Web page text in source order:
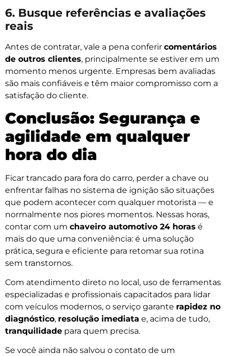
6. Busque referências e avaliações
reais
Antes de contratar, vale a pena conferir comentários
de outros clientes, principalmente se estiver em um
momento menos urgente. Empresas bem avaliadas
são mais confiáveis e têm maior compromisso com a
satisfação do cliente.
Conclusão: Segurança e
agilidade em qualquer
hora do dia
Ficar trancado para fora do carro, perder a chave ou
enfrentar falhas no sistema de ignição são situações
que podem acontecer com qualquer motorista — e
normalmente nos piores momentos. Nessas horas,
contar com um chaveiro automotivo 24 horas é
mais do que uma conveniência: é uma solução
prática, segura e eficiente para retomar sua rotina
sem transtornos.
Com atendimento direto no local, uso de ferramentas
especializadas e profissionais capacitados para lidar
com veículos modernos, o serviço garante rapidez no
diagnóstico, resolução imediata e, acima de tudo,
tranquilidade para quem precisa.
Se você ainda não salvou o contato de um